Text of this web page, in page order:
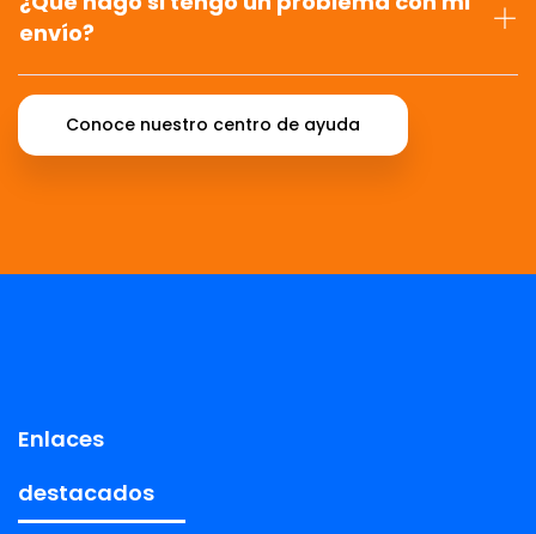
envío?
Conoce nuestro centro de ayuda
Enlaces
destacados